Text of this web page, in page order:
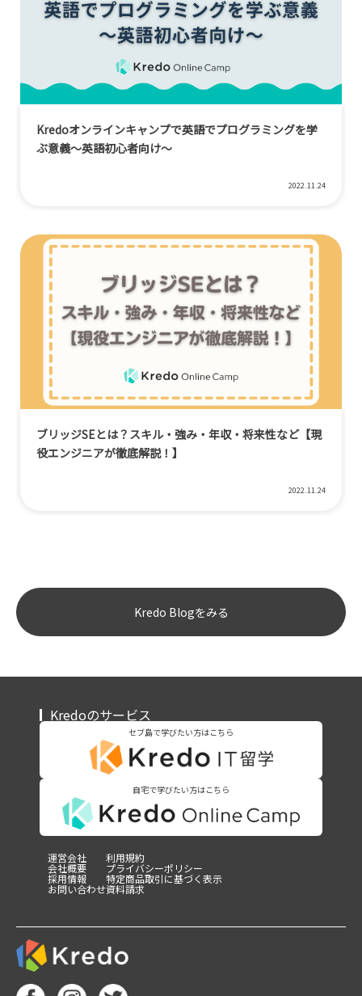
Kredoオンラインキャンプで英語でプログラミングを学
ぶ意義〜英語初心者向け〜
2022.11.24
ブリッジSEとは？スキル・強み・年収・将来性など【現
役エンジニアが徹底解説！】
2022.11.24
Kredo Blogをみる
Kredoのサービス
セブ島で学びたい方はこちら
自宅で学びたい方はこちら
運営会社
会社概要
採用情報
お問い合わせ
利用規約
プライバシーポリシー
特定商品取引に基づく表示
資料請求